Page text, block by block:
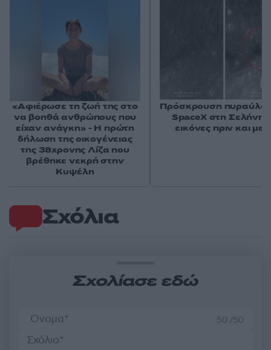
Σχόλια
Σχολίασε εδώ
50 /50
«Αφιέρωσε τη ζωή της στο
να βοηθά ανθρώπους που
είχαν ανάγκη» - Η πρώτη
δήλωση της οικογένειας
της 38χρονης Λίζα που
βρέθηκε νεκρή στην
Κυψέλη
Πρόσκρουση
SpaceX στη Σελήνη:
εικόνες πριν και